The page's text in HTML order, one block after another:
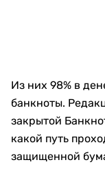
Из них 98% в
банкноты.
закрытой
какой путь
защищенной